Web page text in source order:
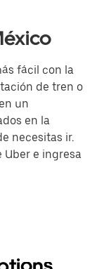
fácil con la
de tren o
un
en la
necesitas ir.
Uber e ingresa